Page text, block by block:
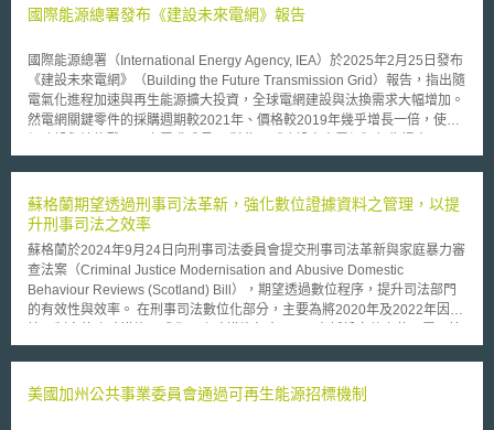
國際能源總署發布《建設未來電網》報告
國際能源總署（International Energy Agency, IEA）於2025年2月25日發布
《建設未來電網》（Building the Future Transmission Grid）報告，指出隨
電氣化進程加速與再生能源擴大投資，全球電網建設與汰換需求大幅增加。
然電網關鍵零件的採購週期較2021年、價格較2019年幾乎增長一倍，使電
建議： （1）提升需求明確性：政府應推動長期電網投資計畫與規劃，使供
調與對話，以確保電網零件準時交付並加速潔淨能源轉型。 （3）積極投資
電網：為避免電網成為再生能源發展瓶頸，應超前規劃並加快投資，確保電
化採購程序、互通的電網零件標準，提升電網採購的一致性、可擴增性
（scalability）與投資信心。 （5）簡化許可流程：政府應加速與簡化電網
建設許可程序，並消除不必要的行政障礙。 （6）提升電網效率：電網營運
商可透過數位科技提升電網輸電效率，最大化電網效能。 （7）供應鏈多元
蘇格蘭期望透過刑事司法革新，強化數位證據資料之管理，以提
升刑事司法之效率
蘇格蘭於2024年9月24日向刑事司法委員會提交刑事司法革新與家庭暴力審
查法案（Criminal Justice Modernisation and Abusive Domestic
Behaviour Reviews (Scotland) Bill），期望透過數位程序，提升司法部門
的有效性與效率。 在刑事司法數位化部分，主要為將2020年及2022年因疫
名。 2、以電子方式寄送訴訟文件。 3、以虛擬方式參加刑事法庭。 4、提
亦新增兩項數位創新條款，例如透過數位證據共享功能（Digital Evidence
美國加州公共事業委員會通過可再生能源招標機制